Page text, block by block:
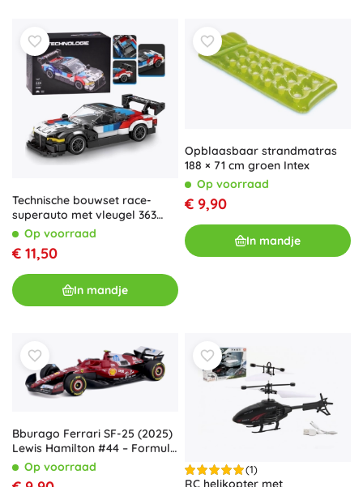
Technische bouwset race-
superauto met vleugel 363
onderdelen
Op voorraad
€ 11,50
In mandje
Opblaasbaar strandmatras
188 × 71 cm groen Intex
Op voorraad
€ 9,90
In mandje
Bburago Ferrari SF-25 (2025)
Lewis Hamilton #44 – Formule
1-model 1:64 in
blisterverpakking
Op voorraad (1)